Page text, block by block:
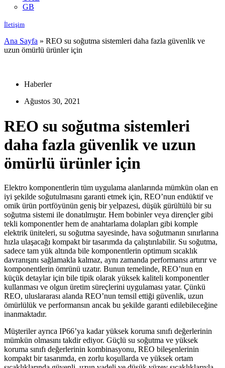
GB
İletişim
Ana Sayfa » REO su soğutma sistemleri daha fazla güvenlik ve
uzun ömürlü ürünler için
Haberler
Ağustos 30, 2021
REO su soğutma sistemleri
daha fazla güvenlik ve uzun
ömürlü ürünler için
Elektro komponentlerin tüm uygulama alanlarında mümkün olan en
iyi şekilde soğutulmasını garanti etmek için, REO’nun endüktif ve
omik ürün portföyünün geniş bir yelpazesi, düşük gürültülü bir su
soğutma sistemi ile donatılmıştır. Hem bobinler veya dirençler gibi
tekli komponentler hem de anahtarlama dolapları gibi komple
elektrik üniteleri, su soğutma sayesinde, hava soğutmanın sınırlarına
hızla ulaşacağı kompakt bir tasarımda da çalıştırılabilir. Su soğutma,
sadece tam yük altında bile komponentlerin optimum sıcaklık
davranışını sağlamakla kalmaz, aynı zamanda performansı artırır ve
komponentlerin ömrünü uzatır. Bunun temelinde, REO’nun en
küçük detaylar için bile tipik olarak yüksek kaliteli komponentler
kullanması ve olgun üretim süreçlerini uygulaması yatar. Çünkü
REO, uluslararası alanda REO’nun temsil ettiği güvenlik, uzun
ömürlülük ve performansın ancak bu şekilde garanti edilebileceğine
inanmaktadır.
Müşteriler ayrıca IP66’ya kadar yüksek koruma sınıfı değerlerinin
mümkün olmasını takdir ediyor. Güçlü su soğutma ve yüksek
koruma sınıfı değerlerinin kombinasyonu, REO bileşenlerinin
kompakt bir tasarımda, en zorlu koşullarda ve yüksek ortam